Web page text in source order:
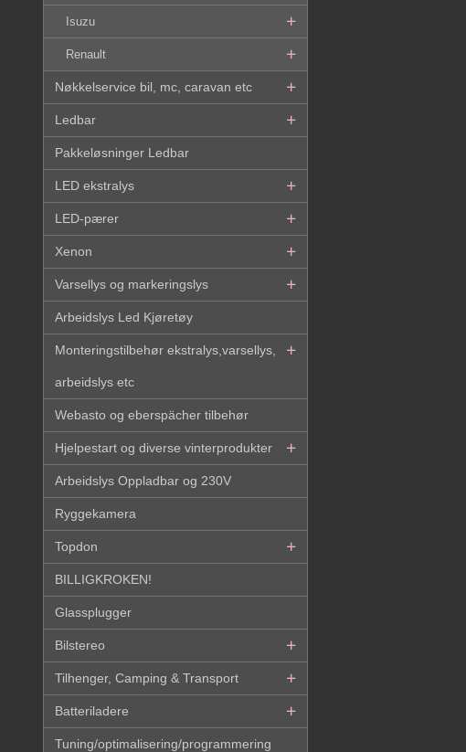
Isuzu
Renault
Nøkkelservice bil, mc, caravan etc
Ledbar
Pakkeløsninger Ledbar
LED ekstralys
LED-pærer
Xenon
Varsellys og markeringslys
Arbeidslys Led Kjøretøy
Monteringstilbehør ekstralys,varsellys,
arbeidslys etc
Webasto og eberspächer tilbehør
Hjelpestart og diverse vinterprodukter
Arbeidslys Oppladbar og 230V
Ryggekamera
Topdon
BILLIGKROKEN!
Glassplugger
Bilstereo
Tilhenger, Camping & Transport
Batteriladere
Tuning/optimalisering/programmering